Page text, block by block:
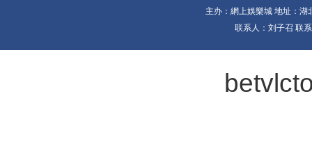
主办：網上娛樂城 地址：
联系人：刘子召 联